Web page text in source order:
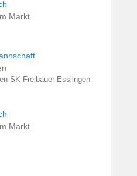
Markt
SK Freibauer Esslingen
Markt